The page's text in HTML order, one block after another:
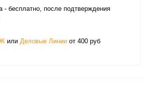
бесплатно, после подтверждения
или Деловые Линии от 400 руб